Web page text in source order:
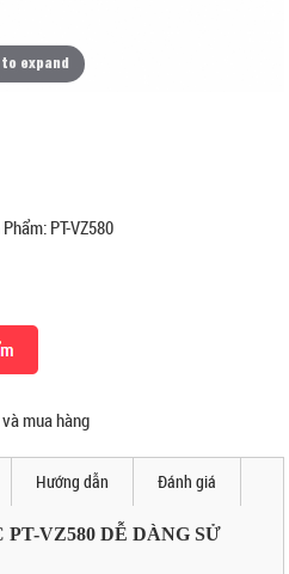
to expand
PT-VZ580
mua hàng
Hướng dẫn Đánh giá
VZ580 DỄ DÀNG SỬ